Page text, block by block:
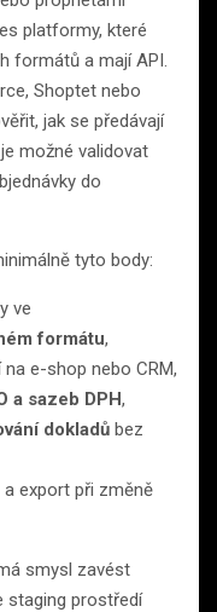
platformy, které
formátů a mají API.
Shoptet nebo
jak se předávají
možné validovat
do
tyto body:
ve
formátu,
e-shop nebo CRM,
a sazeb DPH,
dokladů bez
a export při změně
smysl zavést
staging prostředí